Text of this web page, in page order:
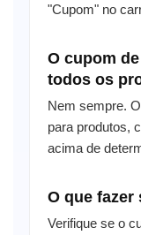
"Cupom" no
O cupom
todos os
Nem sempre.
para produtos,
acima de
O que fazer
Verifique se o